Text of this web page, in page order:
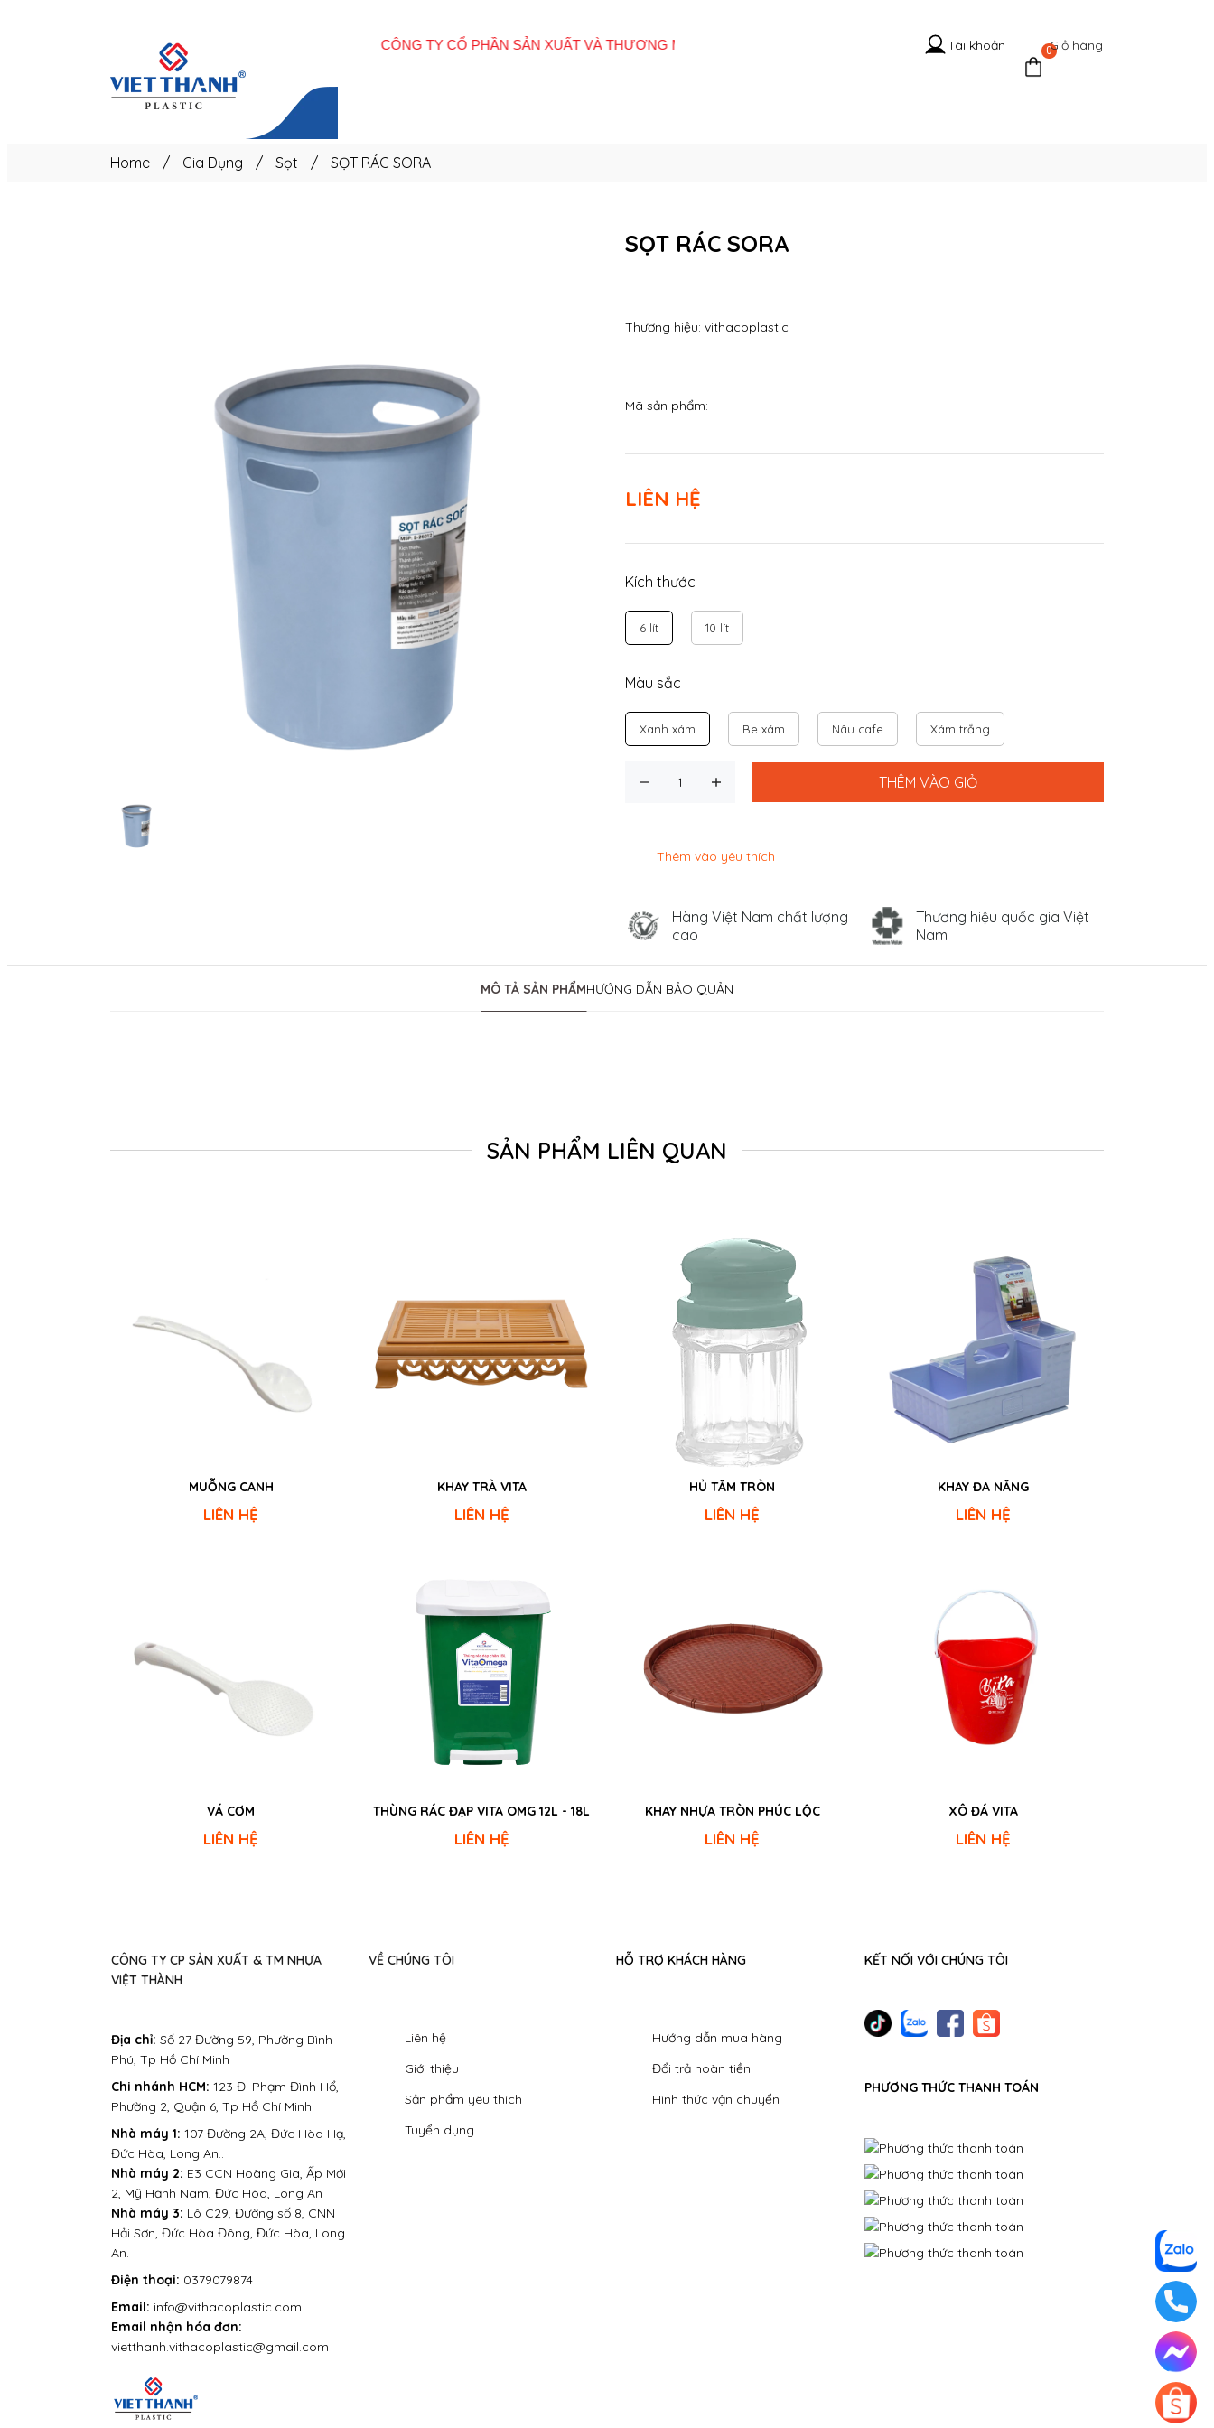
Tài khoản 0Giỏ hàng
Home / Gia Dụng / Sọt / SỌT RÁC SORA
SỌT RÁC SORA
Thương hiệu: vithacoplastic
LIÊN HỆ
THÊM VÀO GIỎ
Thêm vào yêu thích
Mã sản phẩm:
Kích thước
6 lít 10 lít
Hàng Việt Nam chất lượng
cao
Thương hiệu quốc gia Việt
Nam
Màu sắc
Xanh xám Be xám Nâu cafe Xám trắng
MÔ TẢ SẢN PHẨMHƯỚNG DẪN BẢO QUẢN
SẢN PHẨM LIÊN QUAN
MUỖNG CANH
LIÊN HỆ
VÁ CƠM
LIÊN HỆ
KHAY TRÀ VITA
LIÊN HỆ
THÙNG RÁC ĐẠP VITA OMG 12L - 18L
LIÊN HỆ
HỦ TĂM TRÒN
LIÊN HỆ
KHAY NHỰA TRÒN PHÚC LỘC
LIÊN HỆ
KHAY ĐA NĂNG
LIÊN HỆ
XÔ ĐÁ VITA
LIÊN HỆ
VỀ CHÚNG TÔI
Liên hệ
Giới thiệu
Sản phẩm yêu thích
Tuyển dụng
HỖ TRỢ KHÁCH HÀNG
Hướng dẫn mua hàng
Đổi trả hoàn tiền
Hình thức vận chuyển
KẾT NỐI VỚI CHÚNG TÔI
PHƯƠNG THỨC THANH TOÁN
Địa chỉ: Số 27 Đường 59, Phường Bình
Phú, Tp Hồ Chí Minh
Điện thoại: 0379079874
Email: info@vithacoplastic.com
Email nhận hóa đơn:
vietthanh.vithacoplastic@gmail.com
CÔNG TY CP SẢN XUẤT & TM NHỰA
VIỆT THÀNH
Nhà máy 1: 107 Đường 2A, Đức Hòa Hạ,
Đức Hòa, Long An..
Nhà máy 2: E3 CCN Hoàng Gia, Ấp Mới
2, Mỹ Hạnh Nam, Đức Hòa, Long An
Nhà máy 3: Lô C29, Đường số 8, CNN
Hải Sơn, Đức Hòa Đông, Đức Hòa, Long
An.
Chi nhánh HCM: 123 Đ. Phạm Đình Hổ,
Phường 2, Quận 6, Tp Hồ Chí Minh